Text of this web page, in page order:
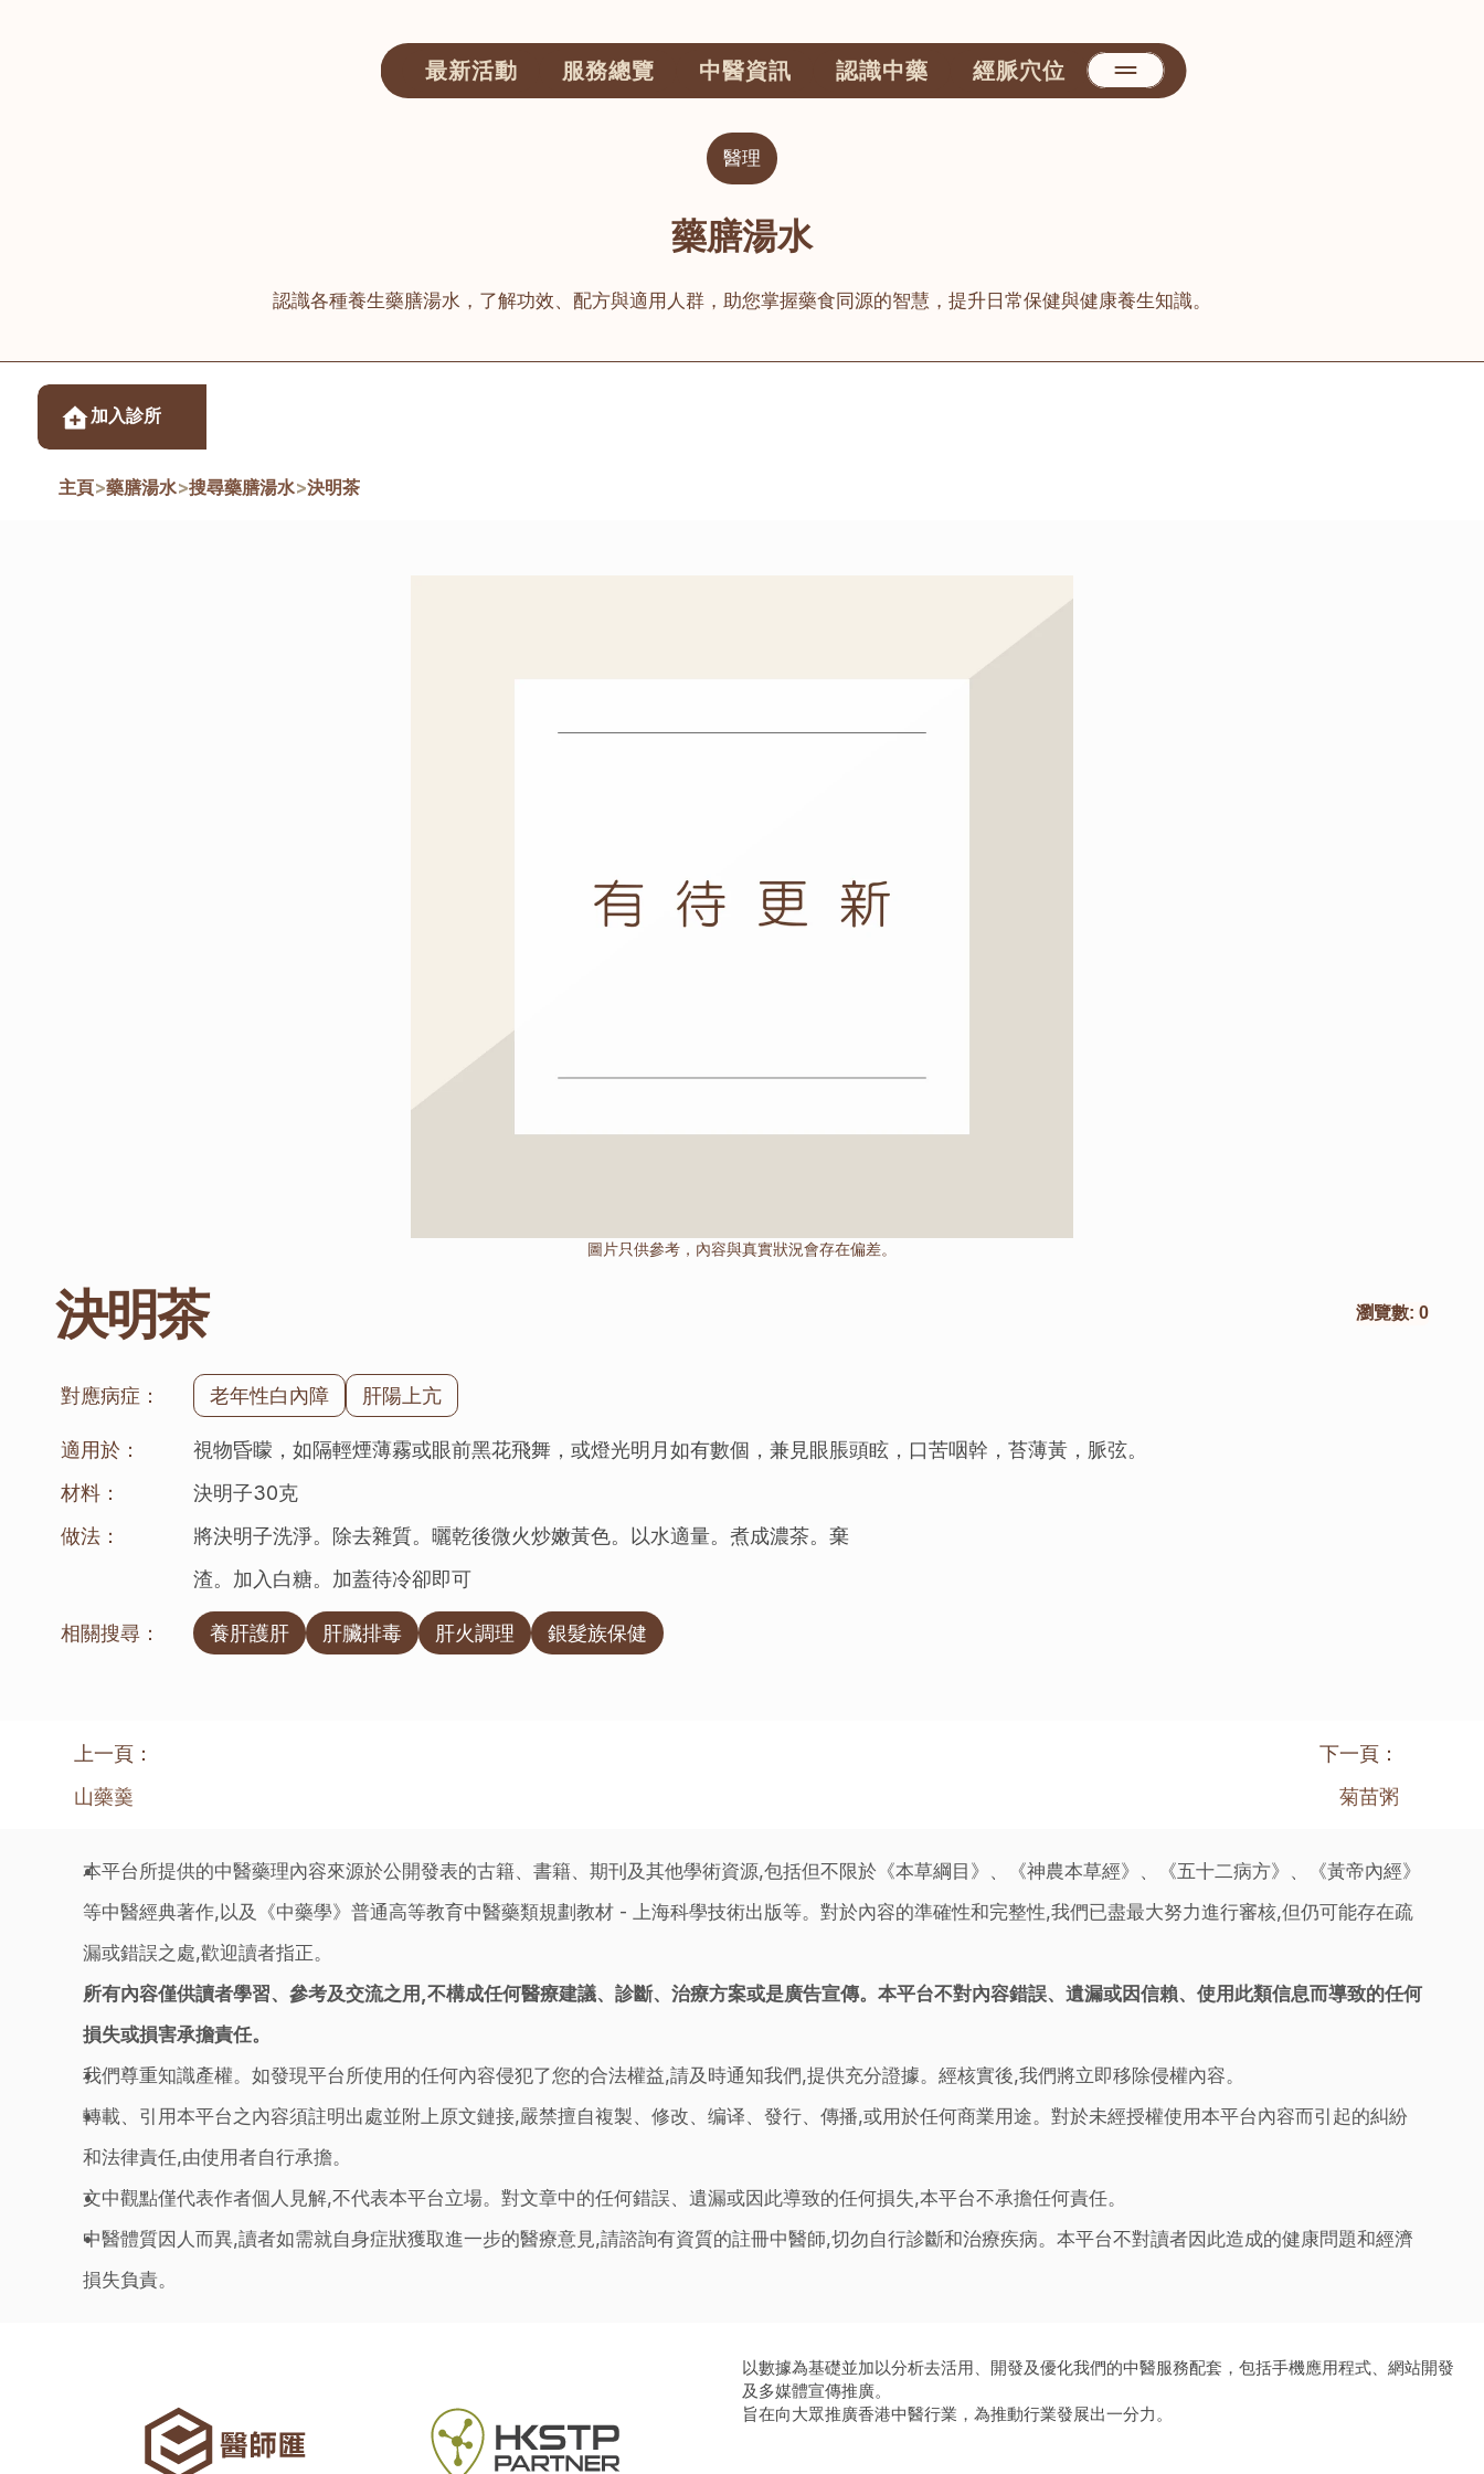
最新活動 服務總覽 中醫資訊 認識中藥 經脈穴位
醫理
藥膳湯水
認識各種養生藥膳湯水，了解功效、配方與適用人群，助您掌握藥食同源的智慧，提升日常保健與健康養生知識。
加入診所
主頁>藥膳湯水>搜尋藥膳湯水>決明茶
決明茶 瀏覽數: 0
對應病症： 老年性白內障 肝陽上亢
適用於：
視物昏矇，如隔輕煙薄霧或眼前黑花飛舞，或燈光明月如有數個，兼見眼脹頭眩，口苦咽幹，苔薄黃，脈弦。
材料：
決明子30克
做法：
將決明子洗淨。除去雜質。曬乾後微火炒嫩黃色。以水適量。煮成濃茶。棄
渣。加入白糖。加蓋待冷卻即可
相關搜尋： 養肝護肝 肝臟排毒 肝火調理 銀髮族保健
圖片只供參考，內容與真實狀況會存在偏差。
上一頁：
山藥羹
下一頁：
菊苗粥
本平台所提供的中醫藥理內容來源於公開發表的古籍、書籍、期刊及其他學術資源,包括但不限於《本草綱目》、《神農本草經》、《五十二病方》、《黃帝內經》
等中醫經典著作,以及《中藥學》普通高等教育中醫藥類規劃教材 - 上海科學技術出版等。對於內容的準確性和完整性,我們已盡最大努力進行審核,但仍可能存在疏
漏或錯誤之處,歡迎讀者指正。
所有內容僅供讀者學習、參考及交流之用,不構成任何醫療建議、診斷、治療方案或是廣告宣傳。本平台不對內容錯誤、遺漏或因信賴、使用此類信息而導致的任何
損失或損害承擔責任。
我們尊重知識產權。如發現平台所使用的任何內容侵犯了您的合法權益,請及時通知我們,提供充分證據。經核實後,我們將立即移除侵權內容。
轉載、引用本平台之內容須註明出處並附上原文鏈接,嚴禁擅自複製、修改、编译、發行、傳播,或用於任何商業用途。對於未經授權使用本平台內容而引起的糾紛
和法律責任,由使用者自行承擔。
文中觀點僅代表作者個人見解,不代表本平台立場。對文章中的任何錯誤、遺漏或因此導致的任何損失,本平台不承擔任何責任。
中醫體質因人而異,讀者如需就自身症狀獲取進一步的醫療意見,請諮詢有資質的註冊中醫師,切勿自行診斷和治療疾病。本平台不對讀者因此造成的健康問題和經濟
損失負責。
以數據為基礎並加以分析去活用、開發及優化我們的中醫服務配套，包括手機應用程式、網站開發
及多媒體宣傳推廣。
旨在向大眾推廣香港中醫行業，為推動行業發展出一分力。